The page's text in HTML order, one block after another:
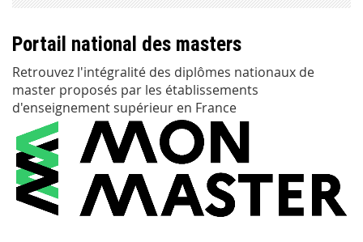
Portail national des masters
Retrouvez l'intégralité des diplômes nationaux de
master proposés par les établissements
d'enseignement supérieur en France